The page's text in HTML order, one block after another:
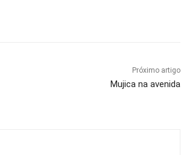
Próximo artigo
Mujica na avenida